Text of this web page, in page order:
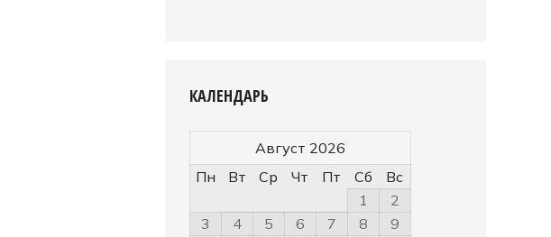
КАЛЕНДАРЬ
Август 2026
Пн
Вт Ср Чт Пт Сб
Вс
1
2
3
4 5 6 7 8
9